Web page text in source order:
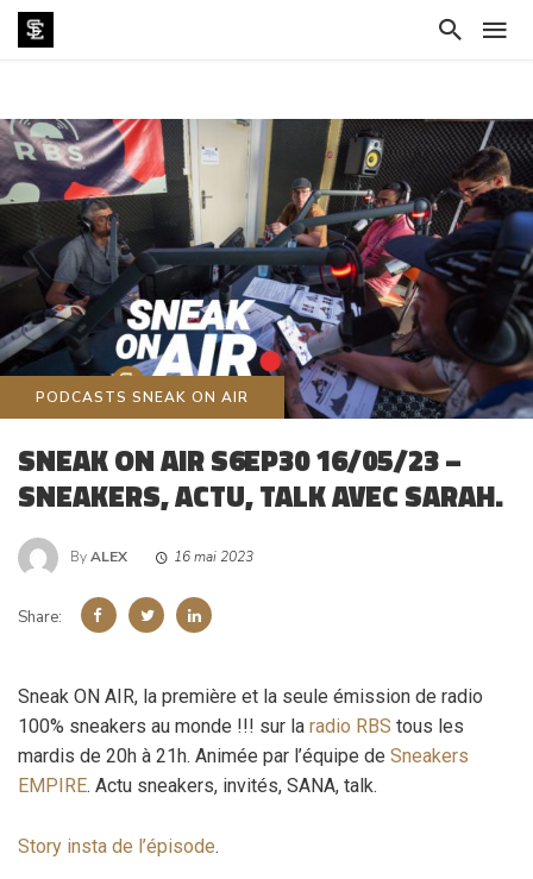
PODCASTS SNEAK ON AIR
SNEAK ON AIR S6EP30 16/05/23 –
SNEAKERS, ACTU, TALK AVEC SARAH.
ByALEX 16 mai 2023
Share:
Sneak ON AIR, la première et la seule émission de radio
100% sneakers au monde !!! sur la radio RBS tous les
mardis de 20h à 21h. Animée par l’équipe de Sneakers
EMPIRE. Actu sneakers, invités, SANA, talk.
Story insta de l’épisode.